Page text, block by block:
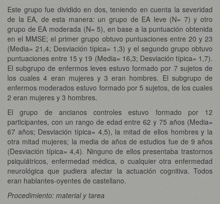
Este grupo fue dividido en dos, teniendo en cuenta la severidad
de la EA, de esta manera: un grupo de EA leve (N= 7) y otro
grupo de EA moderada (N= 5), en base a la puntuación obtenida
en el MMSE; el primer grupo obtuvo puntuaciones entre 20 y 23
(Media= 21,4; Desviación típica= 1,3) y el segundo grupo obtuvo
puntuaciones entre 15 y 19 (Media= 16,3; Desviación típica= 1,7).
El subgrupo de enfermos leves estuvo formado por 7 sujetos de
los cuales 4 eran mujeres y 3 eran hombres. El subgrupo de
enfermos moderados estuvo formado por 5 sujetos, de los cuales
2 eran mujeres y 3 hombres.
El grupo de ancianos controles estuvo formado por 12
participantes, con un rango de edad entre 62 y 75 años (Media=
67 años; Desviación típica= 4,5), la mitad de ellos hombres y la
otra mitad mujeres; la media de años de estudios fue de 9 años
(Desviación típica= 4,4). Ninguno de ellos presentaba trastornos
psiquiátricos, enfermedad médica, o cualquier otra enfermedad
neurológica que pudiera afectar la actuación cognitiva. Todos
eran hablantes-oyentes de castellano.
Procedimiento: material y tarea